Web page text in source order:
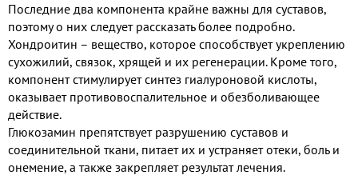
Последние два компонента крайне важны для суставов,
поэтому о них следует рассказать более подробно.
Хондроитин – вещество, которое способствует укреплению
сухожилий, связок, хрящей и их регенерации. Кроме того,
компонент стимулирует синтез гиалуроновой кислоты,
оказывает противовоспалительное и обезболивающее
действие.
Глюкозамин препятствует разрушению суставов и
соединительной ткани, питает их и устраняет отеки, боль и
онемение, а также закрепляет результат лечения.